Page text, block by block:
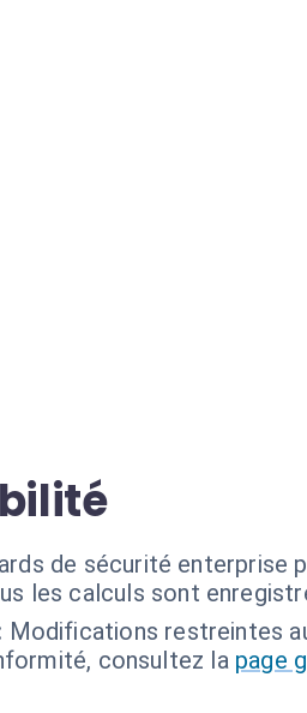
de sécurité enterprise
les calculs sont
Modifications restreintes
consultez la page